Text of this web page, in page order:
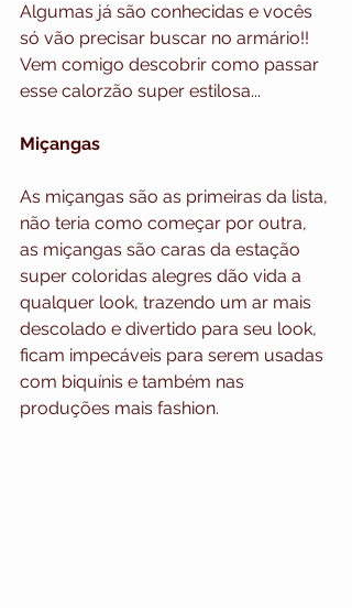
Algumas já são conhecidas e vocês
só vão precisar buscar no armário!!
Vem comigo descobrir como passar
esse calorzão super estilosa...
Miçangas
As miçangas são as primeiras da lista,
não teria como começar por outra,
as miçangas são caras da estação
super coloridas alegres dão vida a
qualquer look, trazendo um ar mais
descolado e divertido para seu look,
ficam impecáveis para serem usadas
com biquínis e também nas
produções mais fashion.